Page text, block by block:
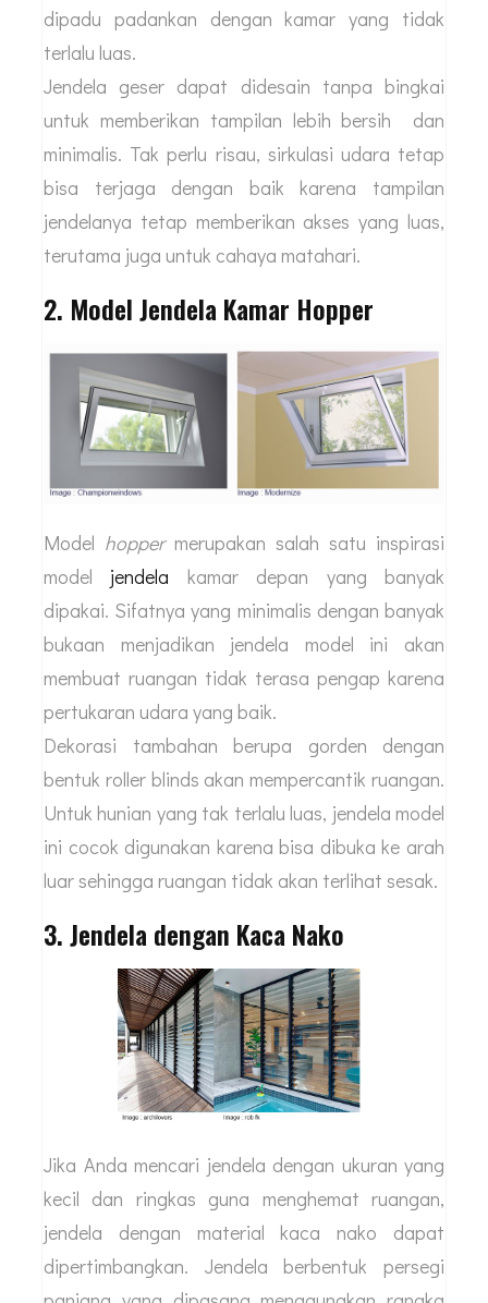
dipadu padankan dengan kamar yang tidak
terlalu luas.
Jendela geser dapat didesain tanpa bingkai
untuk memberikan tampilan lebih bersih dan
minimalis. Tak perlu risau, sirkulasi udara tetap
bisa terjaga dengan baik karena tampilan
jendelanya tetap memberikan akses yang luas,
terutama juga untuk cahaya matahari.
2. Model Jendela Kamar Hopper
Model hoppermerupakan salah satu inspirasi
model jendela kamar depan yang banyak
dipakai. Sifatnya yang minimalis dengan banyak
bukaan menjadikan jendela model ini akan
membuat ruangan tidak terasa pengap karena
pertukaran udara yang baik.
Dekorasi tambahan berupa gorden dengan
bentuk roller blinds akan mempercantik ruangan.
Untuk hunian yang tak terlalu luas, jendela model
ini cocok digunakan karena bisa dibuka ke arah
luar sehingga ruangan tidak akan terlihat sesak.
3. Jendela dengan Kaca Nako
Jika Anda mencari jendela dengan ukuran yang
kecil dan ringkas guna menghemat ruangan,
jendela dengan material kaca nako dapat
dipertimbangkan. Jendela berbentuk persegi